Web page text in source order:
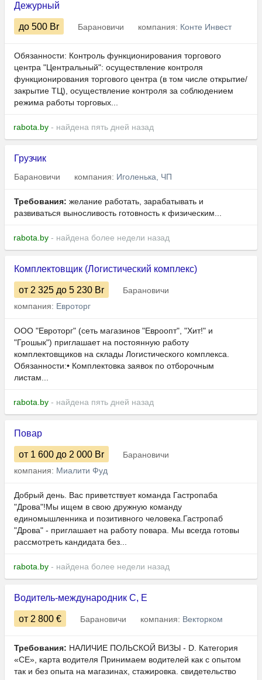
Дежурный
до 500 Br Барановичи компания: Конте Инвест
Обязанности: Контроль функционирования торгового
центра "Центральный": осуществление контроля
функционирования торгового центра (в том числе открытие/
закрытие ТЦ), осуществление контроля за соблюдением
режима работы торговых...
rabota.by - найдена пять дней назад
Грузчик
Барановичи компания: Иголенька, ЧП
Требования: желание работать, зарабатывать и
развиваться выносливость готовность к физическим...
rabota.by - найдена более недели назад
Комплектовщик (Логистический комплекс)
от 2 325 до 5 230 Br
Барановичи
компания: Евроторг
ООО "Евроторг" (сеть магазинов "Евроопт", "Хит!" и
"Грошык") приглашает на постоянную работу
комплектовщиков на склады Логистического комплекса.
Обязанности:• Комплектовка заявок по отборочным
листам...
rabota.by - найдена пять дней назад
Повар
от 1 600 до 2 000 Br
Барановичи
компания: Миалити Фуд
Добрый день. Вас приветствует команда Гастропаба
"Дрова"!Мы ищем в свою дружную команду
единомышленника и позитивного человека.Гастропаб
"Дрова" - приглашает на работу повара. Мы всегда готовы
рассмотреть кандидата без...
rabota.by - найдена более недели назад
Водитель-международник C, E
от 2 800 € Барановичи компания: Векторком
Требования: НАЛИЧИЕ ПОЛЬСКОЙ ВИЗЫ - D. Категория
«СЕ», карта водителя Принимаем водителей как с опытом
так и без опыта на магазинах, стажировка. свидетельство